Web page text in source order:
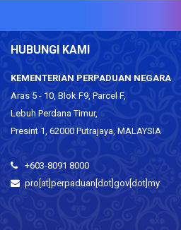
HUBUNGI KAMI
KEMENTERIAN PERPADUAN NEGARA
Aras 5 - 10, Blok F9, Parcel F,
Lebuh Perdana Timur,
Presint 1, 62000 Putrajaya, MALAYSIA
+603-8091 8000
pro[at]perpaduan[dot]gov[dot]my